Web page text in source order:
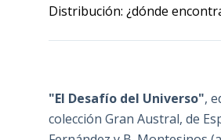
Distribución: ¿dónde
"El Desafío del Universo",
colección Gran Austral, de